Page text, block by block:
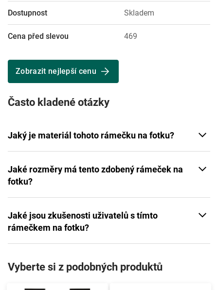
Dostupnost Skladem
Cena před slevou 469
Zobrazit nejlepší cenu
Často kladené otázky
Jaký je materiál tohoto rámečku na fotku?
Jaké rozměry má tento zdobený rámeček na
fotku?
Jaké jsou zkušenosti uživatelů s tímto
rámečkem na fotku?
Vyberte si z podobných produktů